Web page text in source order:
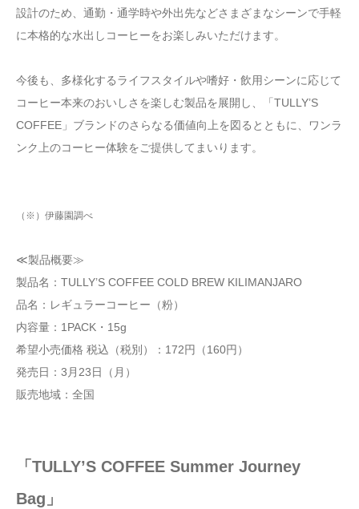
設計のため、通勤・通学時や外出先などさまざまなシーンで手軽
に本格的な水出しコーヒーをお楽しみいただけます。
今後も、多様化するライフスタイルや嗜好・飲用シーンに応じて
コーヒー本来のおいしさを楽しむ製品を展開し、「TULLY’S
COFFEE」ブランドのさらなる価値向上を図るとともに、ワンラ
ンク上のコーヒー体験をご提供してまいります。
（※）伊藤園調べ
≪製品概要≫
製品名：TULLY’S COFFEE COLD BREW KILIMANJARO
品名：レギュラーコーヒー（粉）
内容量：1PACK・15g
希望小売価格 税込（税別）：172円（160円）
発売日：3月23日（月）
販売地域：全国
「TULLY’S COFFEE Summer Journey
Bag」